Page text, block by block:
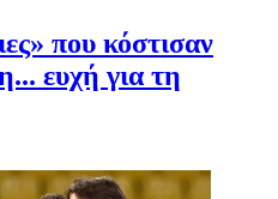
που κόστισαν
ευχή για τη